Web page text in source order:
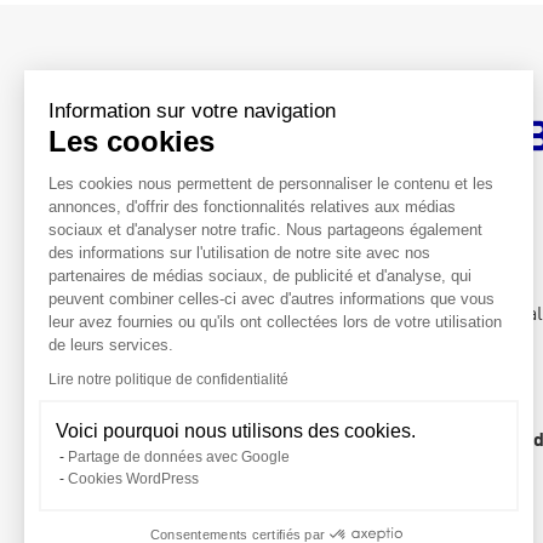
Information sur votre navigation
Les cookies
Les cookies nous permettent de personnaliser le contenu et les
annonces, d'offrir des fonctionnalités relatives aux médias
sociaux et d'analyser notre trafic. Nous partageons également
des informations sur l'utilisation de notre site avec nos
partenaires de médias sociaux, de publicité et d'analyse, qui
peuvent combiner celles-ci avec d'autres informations que vous
leur avez fournies ou qu'ils ont collectées lors de votre utilisation
de leurs services.
Lire notre politique de confidentialité
Voici pourquoi nous utilisons des cookies.
Partage de données avec Google
Cookies WordPress
Consentements certifiés par
Siège social
188, rue Maurice Bejart
CS 57392
34184 Montpellier CEDEX 4 France
04 67 40 74 00
Contacter nos agences
Mentions légales Politique de
Boucles locales d’énergie verte
La vie chez Valeco Nos métiers